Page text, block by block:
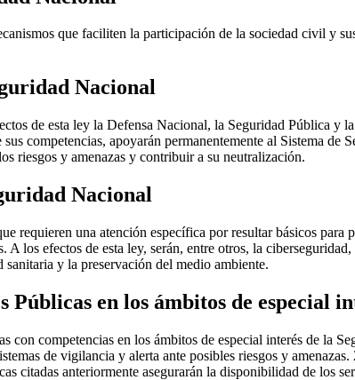
que faciliten la participación de la sociedad civil y
Nacional
de esta ley la Defensa Nacional, la Seguridad Pública
competencias, apoyarán permanentemente al Sistema
riesgos y amenazas y contribuir a su neutralización.
Nacional
requieren una atención específica por resultar básicos para
los efectos de esta ley, serán, entre otros, la
sanitaria y la preservación del medio ambiente.
en los ámbitos de especial
competencias en los ámbitos de especial interés de la
de vigilancia y alerta ante posibles riesgos y
citadas anteriormente asegurarán la disponibilidad de los